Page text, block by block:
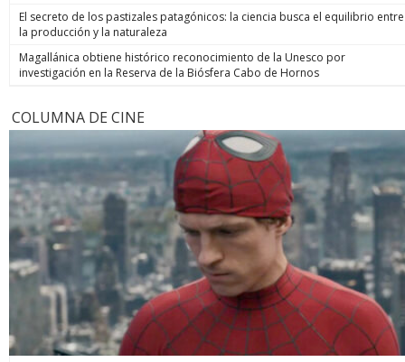
El secreto de los pastizales patagónicos: la ciencia busca el equilibrio entre
la producción y la naturaleza
Magallánica obtiene histórico reconocimiento de la Unesco por
investigación en la Reserva de la Biósfera Cabo de Hornos
COLUMNA DE CINE